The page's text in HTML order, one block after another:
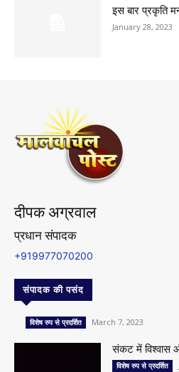
इस बार प्रकृति
January 28, 2023
दीपक अग्रवाल
प्रधान संपादक
+919977070200
संपादक की पसंद
विशेष रुप से प्रदर्शित March 7, 2023
संकट में विश्वास
विशेष रुप से प्रदर्शित